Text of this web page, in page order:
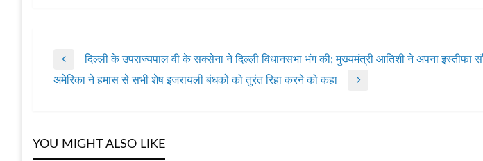
पोस्ट
Previous
Post
दिल्ली के उपराज्यपाल वी के सक्सेना ने दिल्ली विधानसभा भंग की; मुख्यमंत्री आतिशी ने अपना इस्तीफा
Next
अमेरिका ने हमास से सभी शेष इजरायली बंधकों को तुरंत रिहा करने को कहा
YOU MIGHT ALSO LIKE